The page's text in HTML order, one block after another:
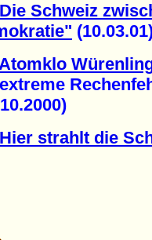
Die Schweiz
Hier strahlt die